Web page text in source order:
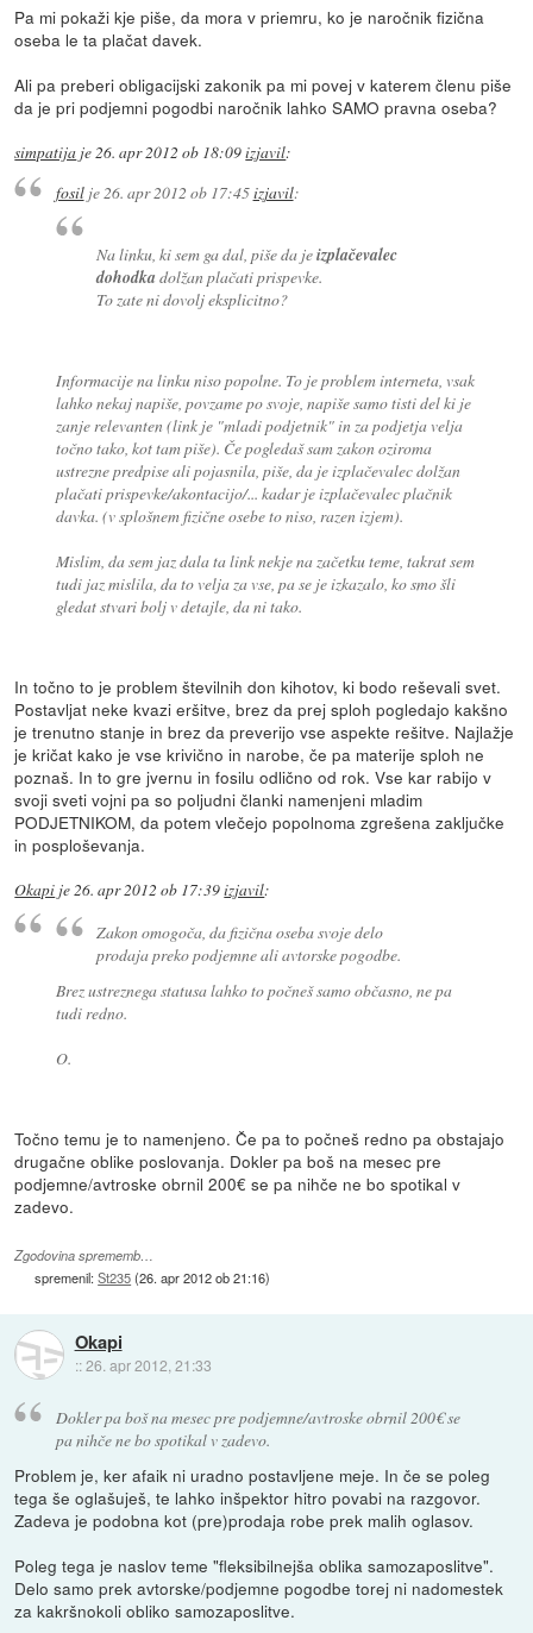
Pa mi pokaži kje piše, da mora v priemru, ko je naročnik fizična
oseba le ta plačat davek.
Ali pa preberi obligacijski zakonik pa mi povej v katerem členu piše
da je pri podjemni pogodbi naročnik lahko SAMO pravna oseba?
simpatija je26. apr 2012 ob 18:09izjavil:
fosilje26. apr 2012 ob 17:45izjavil:
Na linku, ki sem ga dal, piše da jeizplačevalec
dohodka dolžan plačati prispevke.
To zate ni dovolj eksplicitno?
Informacije na linku niso popolne. To je problem interneta, vsak
lahko nekaj napiše, povzame po svoje, napiše samo tisti del ki je
zanje relevanten (link je "mladi podjetnik" in za podjetja velja
točno tako, kot tam piše). Če pogledaš sam zakon oziroma
ustrezne predpise ali pojasnila, piše, da je izplačevalec dolžan
plačati prispevke/akontacijo/... kadar je izplačevalec plačnik
davka. (v splošnem fizične osebe to niso, razen izjem).
Mislim, da sem jaz dala ta link nekje na začetku teme, takrat sem
tudi jaz mislila, da to velja za vse, pa se je izkazalo, ko smo šli
gledat stvari bolj v detajle, da ni tako.
In točno to je problem številnih don kihotov, ki bodo reševali svet.
Postavljat neke kvazi eršitve, brez da prej sploh pogledajo kakšno
je trenutno stanje in brez da preverijo vse aspekte rešitve. Najlažje
je kričat kako je vse krivično in narobe, če pa materije sploh ne
poznaš. In to gre jvernu in fosilu odlično od rok. Vse kar rabijo v
svoji sveti vojni pa so poljudni članki namenjeni mladim
PODJETNIKOM, da potem vlečejo popolnoma zgrešena zaključke
in posploševanja.
Okapi je 26. apr 2012 ob 17:39izjavil:
Zakon omogoča, da fizična oseba svoje delo
prodaja preko podjemne ali avtorske pogodbe.
Brez ustreznega statusa lahko to počneš samo občasno, ne pa
tudi redno.
O.
Točno temu je to namenjeno. Če pa to počneš redno pa obstajajo
drugačne oblike poslovanja. Dokler pa boš na mesec pre
podjemne/avtroske obrnil 200€ se pa nihče ne bo spotikal v
zadevo.
Zgodovina sprememb…
spremenil:St235(26. apr 2012 ob 21:16)
Okapi
::26. apr 2012, 21:33
Dokler pa boš na mesec pre podjemne/avtroske obrnil 200€ se
pa nihče ne bo spotikal v zadevo.
Problem je, ker afaik ni uradno postavljene meje. In če se poleg
tega še oglašuješ, te lahko inšpektor hitro povabi na razgovor.
Zadeva je podobna kot (pre)prodaja robe prek malih oglasov.
Poleg tega je naslov teme "fleksibilnejša oblika samozaposlitve".
Delo samo prek avtorske/podjemne pogodbe torej ni nadomestek
za kakršnokoli obliko samozaposlitve.